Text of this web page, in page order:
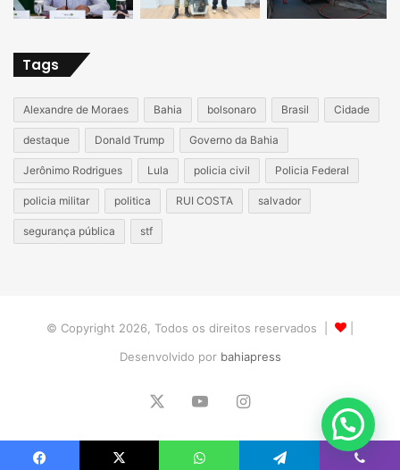
Tags
Alexandre de Moraes Bahia bolsonaro Brasil Cidade
destaque Donald Trump Governo da Bahia
Jerônimo Rodrigues Lula policia civil Policia Federal
policia militar politica RUI COSTA salvador
segurança pública stf
© Copyright 2026, Todos os direitos reservados |
Desenvolvido por bahiapress
YouTubeInstagram